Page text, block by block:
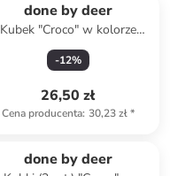
done by deer
Kubek "Croco" w kolorze
zielonym - 100 ml
-12%
26,50 zł
Cena producenta: 30,23 zł*
done by deer